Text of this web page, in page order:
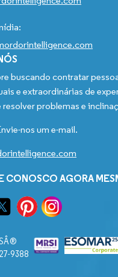
buscando contratar
e extraordinárias de
problemas e
nos um e-mail.
CONOSCO AGORA
9388